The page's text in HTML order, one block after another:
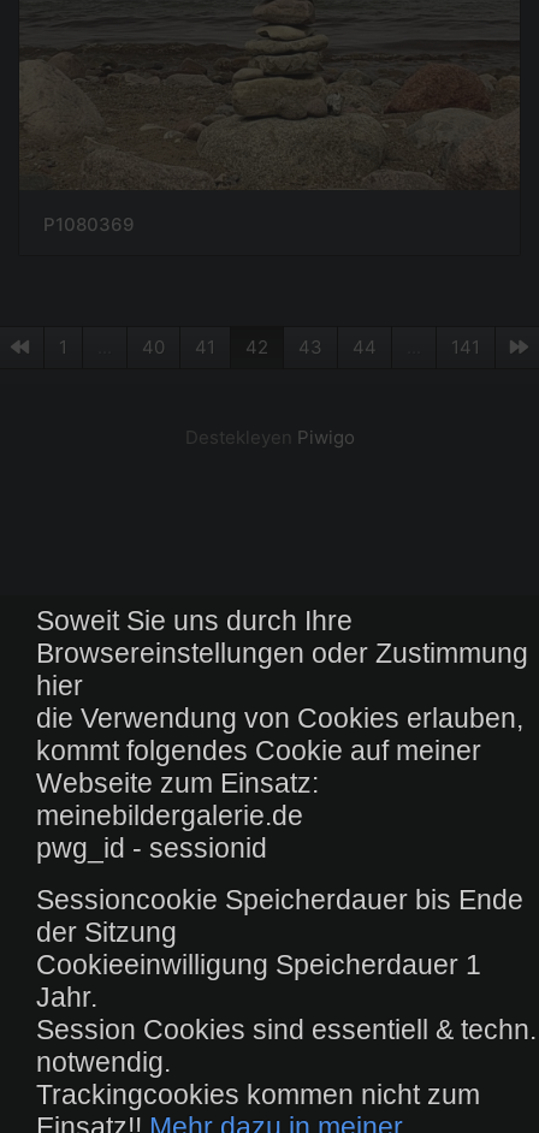
Soweit Sie uns durch Ihre
Browsereinstellungen oder Zustimmung
hier
die Verwendung von Cookies erlauben,
kommt folgendes Cookie auf meiner
Webseite zum Einsatz:
meinebildergalerie.de
pwg_id - sessionid
Sessioncookie Speicherdauer bis Ende
der Sitzung
Cookieeinwilligung Speicherdauer 1
Jahr.
Session Cookies sind essentiell & techn.
notwendig.
Trackingcookies kommen nicht zum
P1080369
1 40 41 42 43 44 141
Destekleyen Piwigo